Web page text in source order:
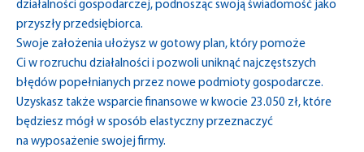
działalności gospodarczej, podnosząc swoją świadomość jako
przyszły przedsiębiorca.
Swoje założenia ułożysz w gotowy plan, który pomoże
Ci w rozruchu działalności i pozwoli uniknąć najczęstszych
błędów popełnianych przez nowe podmioty gospodarcze.
Uzyskasz także wsparcie finansowe w kwocie 23.050 zł, które
będziesz mógł w sposób elastyczny przeznaczyć
na wyposażenie swojej firmy.